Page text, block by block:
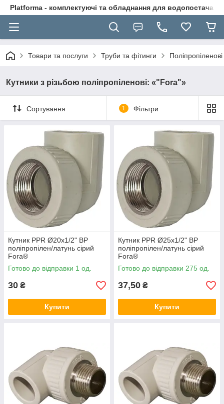
Platforma - комплектуючі та обладнання для
Товари та послуги Труби та фітинги
Кутники з різьбою поліпропіленові: «"Fora"»
Сортування 1 Фільтри
Кутник PPR Ø20х1/2" ВР
поліпропілен/латунь сірий
Fora®
Готово до відправки 1 од.
30 ₴
Купити
Кутник PPR Ø25х1/2" ВР
поліпропілен/латунь сірий
Fora®
Готово до відправки 275 од.
37,50 ₴
Купити